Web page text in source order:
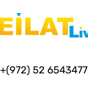
+(972) 52 6543477